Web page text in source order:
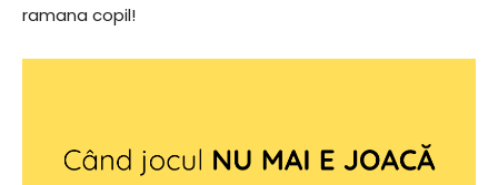
ramana copil!